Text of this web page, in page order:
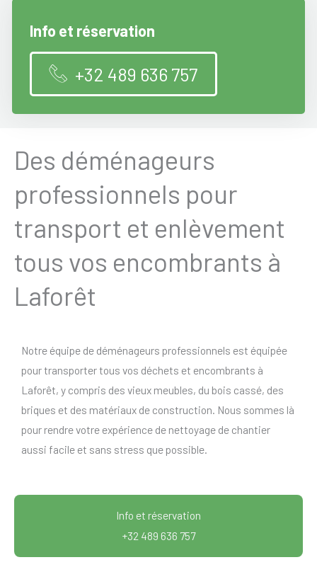
Info et réservation
+32 489 636 757
Des déménageurs
professionnels pour
transport et enlèvement
tous vos encombrants à
Laforêt
Notre équipe de déménageurs professionnels est équipée
pour transporter tous vos déchets et encombrants à
Laforêt, y compris des vieux meubles, du bois cassé, des
briques et des matériaux de construction. Nous sommes là
pour rendre votre expérience de nettoyage de chantier
aussi facile et sans stress que possible.
Info et réservation
+32 489 636 757